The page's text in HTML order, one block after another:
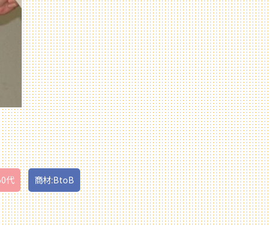
代 商材:BtoB